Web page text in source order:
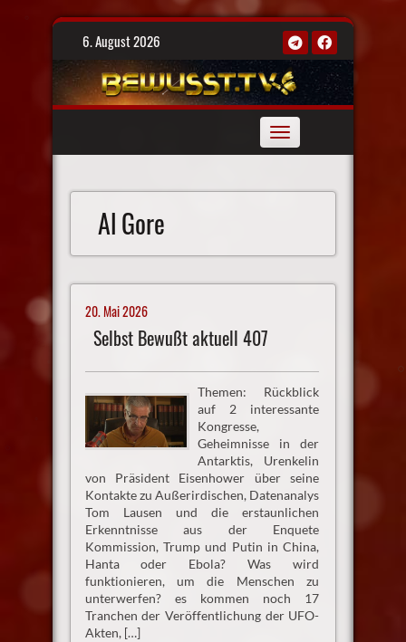
Skip
6. August 2026
Toggle
navigation
Al Gore
20. Mai 2026
Selbst Bewußt aktuell 407
Themen: Rückblick
auf 2 interessante
Kongresse,
Geheimnisse in der
Antarktis, Urenkelin
von Präsident Eisenhower über seine
Kontakte zu Außerirdischen, Datenanalys
Tom Lausen und die erstaunlichen
Erkenntnisse aus der Enquete
Kommission, Trump und Putin in China,
Hanta oder Ebola? Was wird
funktionieren, um die Menschen zu
unterwerfen? es kommen noch 17
Tranchen der Veröffentlichung der UFO-
Akten, […]